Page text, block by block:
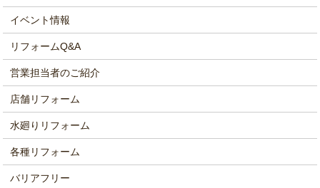
イベント情報
リフォームQ&A
営業担当者のご紹介
店舗リフォーム
水廻りリフォーム
各種リフォーム
バリアフリー